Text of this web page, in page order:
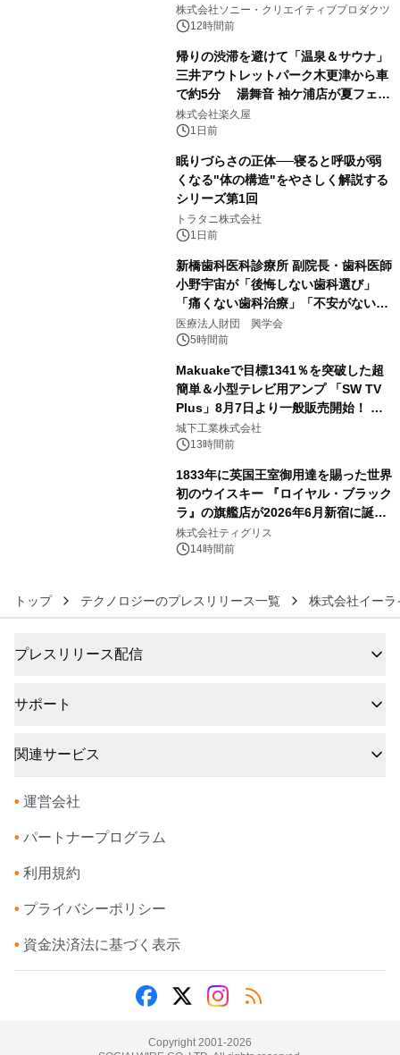
ラボレーション サウナイキタイコラ
ボグッズも発売決定！
株式会社ソニー・クリエイティブプロダクツ
12時間前
帰りの渋滞を避けて「温泉＆サウナ」
三井アウトレットパーク木更津から車
で約5分 湯舞音 袖ケ浦店が夏フェア
メニューを提供
株式会社楽久屋
1日前
眠りづらさの正体──寝ると呼吸が弱
くなる"体の構造"をやさしく解説する
シリーズ第1回
トラタニ株式会社
1日前
新橋歯科医科診療所 副院長・歯科医師
小野宇宙が「後悔しない歯科選び」
「痛くない歯科治療」「不安がない治
療計画」をテーマに専門監修
医療法人財団 興学会
5時間前
Makuakeで目標1341％を突破した超
簡単＆小型テレビ用アンプ 「SW TV
Plus」8月7日より一般販売開始！ ケ
ーブル1本つなぐだけ、テレビの音が
ぐっと豊かに
城下工業株式会社
13時間前
1833年に英国王室御用達を賜った世界
初のウイスキー 『ロイヤル・ブラック
ラ』の旗艦店が2026年6月新宿に誕
生 バカルディ ジャパンと連携した
没入型バー「BAR Arca」
株式会社ティグリス
14時間前
トップ テクノロジーのプレスリリース一覧 株式会社イーラ
プレスリリース配信
サポート
関連サービス
• 運営会社
• パートナープログラム
• 利用規約
• プライバシーポリシー
• 資金決済法に基づく表示
Copyright 2001-2026